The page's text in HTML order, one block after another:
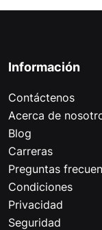
Información
Contáctenos
Acerca de
Blog
Carreras
Preguntas
Condiciones
Privacidad
Seguridad